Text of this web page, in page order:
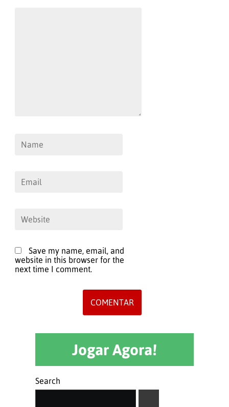
Save my name, email, and
website in this browser for the
next time I comment.
Jogar Agora!
Search